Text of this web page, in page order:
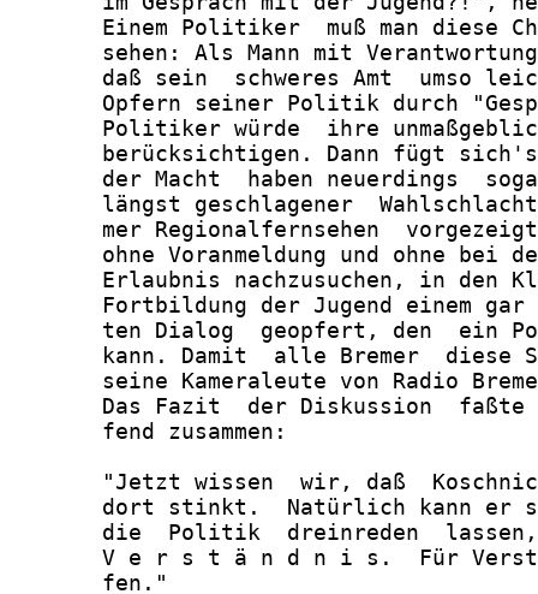
Einem Politiker  muß man diese
sehen: Als Mann mit
daß sein  schweres Amt  umso
Opfern seiner Politik durch
Politiker würde  ihre
berücksichtigen. Dann fügt
der Macht  haben neuerdings
längst geschlagener
mer Regionalfernsehen
ohne Voranmeldung und ohne bei
Erlaubnis nachzusuchen, in den
Fortbildung der Jugend einem
ten Dialog  geopfert, den  ein
kann. Damit  alle Bremer  diese
seine Kameraleute von Radio
Das Fazit  der Diskussion
       fend zusammen:
"Jetzt wissen  wir, daß
dort stinkt.  Natürlich kann er
die  Politik  dreinreden
V e r s t ä n d n i s.  Für
       fen."